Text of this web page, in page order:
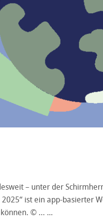
– unter der
ist ein app-basierter
können. © …